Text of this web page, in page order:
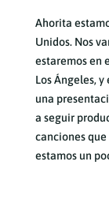
Ahorita
Unidos. Nos
estaremos en
Los Ángeles,
una
a seguir
canciones
estamos un